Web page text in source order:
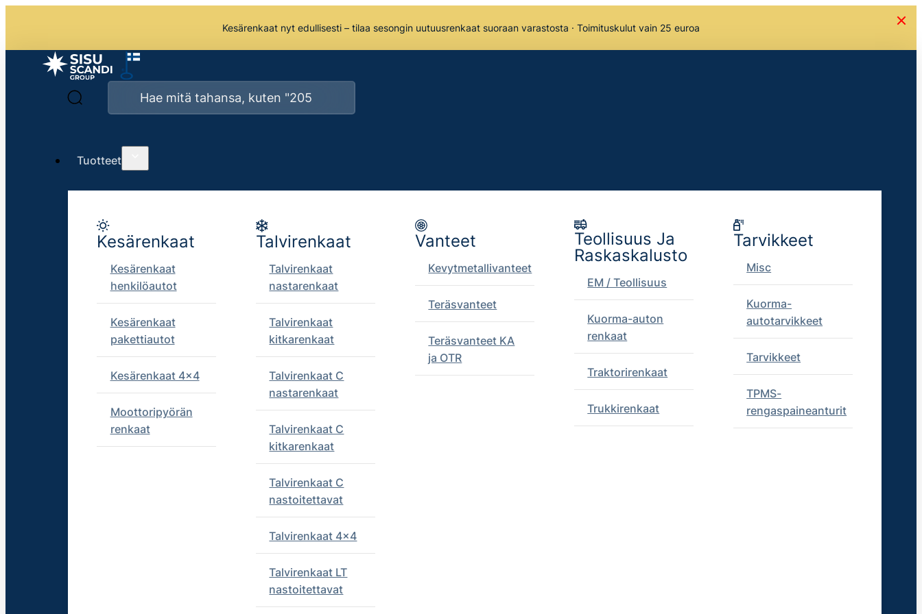
Kesärenkaat nyt edullisesti – tilaa sesongin uutuusrenkaat suoraan varastosta · Toimituskulut vain 25 euroa
Tuotteet
Kesärenkaat
Kesärenkaat
henkilöautot
Kesärenkaat
pakettiautot
Kesärenkaat 4x4
Moottoripyörän
renkaat
Talvirenkaat
Talvirenkaat
nastarenkaat
Talvirenkaat
kitkarenkaat
Talvirenkaat C
nastarenkaat
Talvirenkaat C
kitkarenkaat
Talvirenkaat C
nastoitettavat
Talvirenkaat 4x4
Talvirenkaat LT
nastoitettavat
Vanteet
Kevytmetallivanteet
Teräsvanteet
Teräsvanteet KA
ja OTR
Teollisuus Ja
Raskaskalusto
EM / Teollisuus
Kuorma-auton
renkaat
Traktorirenkaat
Trukkirenkaat
Tarvikkeet
Misc
Kuorma-
autotarvikkeet
Tarvikkeet
TPMS-
rengaspaineanturit